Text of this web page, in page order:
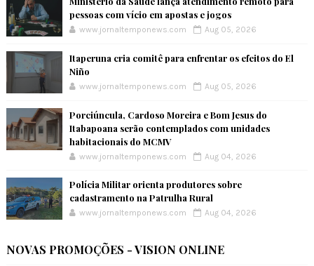
pessoas com vício em apostas e jogos
www.jornaltemponews.com Aug 05, 2026
Itaperuna cria comitê para enfrentar os efeitos do El
Niño
www.jornaltemponews.com Aug 05, 2026
Porciúncula, Cardoso Moreira e Bom Jesus do
Itabapoana serão contemplados com unidades
habitacionais do MCMV
www.jornaltemponews.com Aug 04, 2026
Polícia Militar orienta produtores sobre
cadastramento na Patrulha Rural
www.jornaltemponews.com Aug 04, 2026
NOVAS PROMOÇÕES - VISION ONLINE